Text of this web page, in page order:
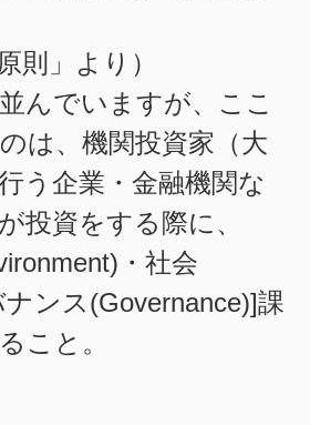
則」より）
んでいますが、ここ
は、機関投資家（大
う企業・金融機関な
投資をする際に、
・社会
ンス(Governance)]課
こと。